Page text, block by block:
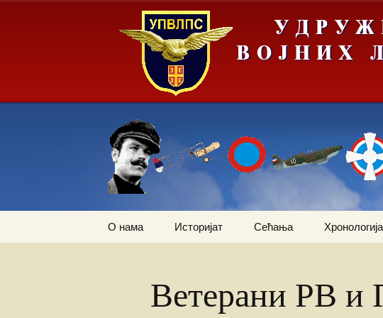
О нама Историјат
Падобранци
Сећања
Залеђивање
Хронологија
Фебруар
Ветерани РВ